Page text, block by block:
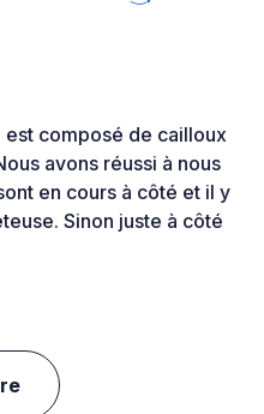
composé de cailloux
avons réussi à nous
en cours à côté et il y
Sinon juste à côté